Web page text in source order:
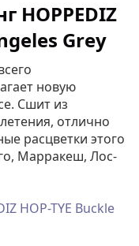
HOPPEDIZ
Grey
новую
Cшит из
отлично
расцветки этого
Марракеш, Лос-
HOP-TYE Buckle